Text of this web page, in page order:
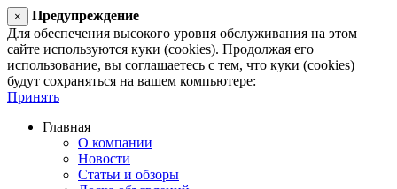
×
Предупреждение
Для обеспечения высокого уровня обслуживания на этом
сайте используются куки (cookies). Продолжая его
использование, вы соглашаетесь с тем, что куки (cookies)
будут сохраняться на вашем компьютере:
Принять
Главная
О компании
Новости
Статьи и обзоры